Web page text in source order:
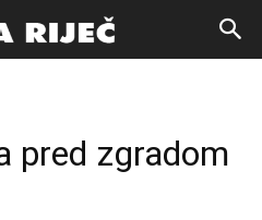
pred zgradom